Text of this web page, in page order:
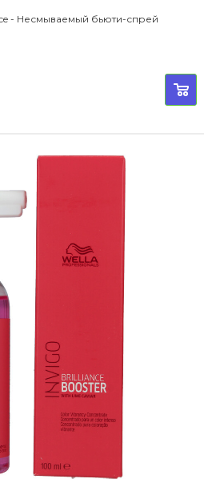
Wella Professional Color Brilliance - Несмываемый бьюти-спрей